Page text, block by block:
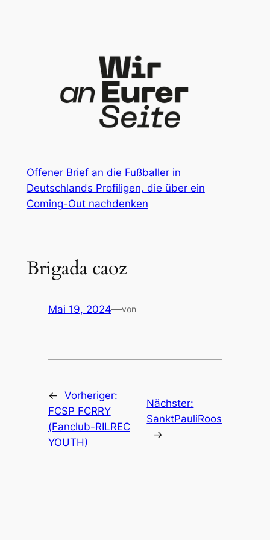
Offener Brief an die Fußballer in
Deutschlands Profiligen, die über ein
Coming-Out nachdenken
Brigada caoz
Mai 19, 2024—von
← Vorheriger:
FCSP FCRRY
(Fanclub-RILREC
YOUTH)
Nächster:
SanktPauliRoos
→